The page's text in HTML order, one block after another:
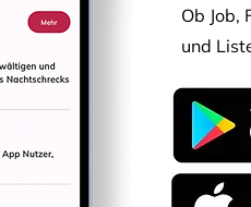
Ob Job,
und